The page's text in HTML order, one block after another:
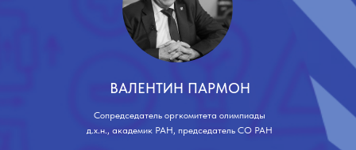
Сопредседатель оргкомитета олимпиады
д.х.н., академик РАН, председатель СО РАН
ВАЛЕНТИН ПАРМОН